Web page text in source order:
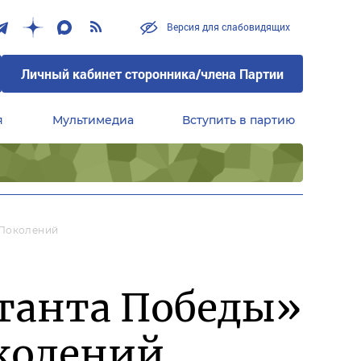
Версия для слабовидящих
Личный кабинет сторонника/члена Партии
Мультимедиа Вступить в партию
Победы»